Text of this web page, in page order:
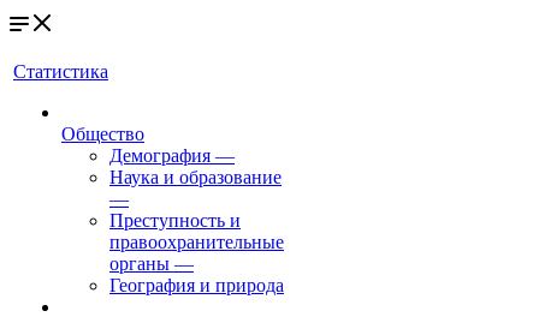
Статистика
Общество
Демография —
Наука и образование
—
Преступность и
правоохранительные
органы —
География и природа